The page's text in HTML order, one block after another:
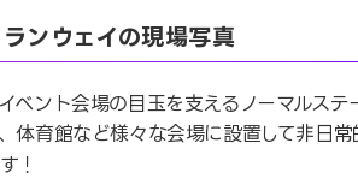
ランウェイの現場写真
ベント会場の目玉を支えるノーマルステ
体育館など様々な会場に設置して非日常
！